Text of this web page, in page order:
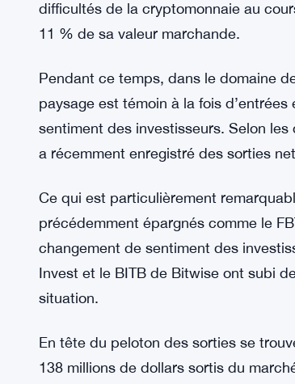
pourrait se répéter. Si les modèles
descente vers la marque des 60 000
offrant aux investisseurs une fenêtre
Au moment de la dernière mise à
baisse de 2,44 % rien que dans la
11 % de sa valeur marchande.
Pendant ce temps, dans le domaine
paysage est témoin à la fois
sentiment des investisseurs. Selon les
Ce qui est particulièrement